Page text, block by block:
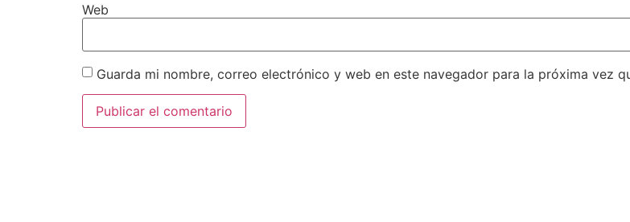
Web
Guarda mi nombre, correo electrónico y web en este navegador para la próxima vez